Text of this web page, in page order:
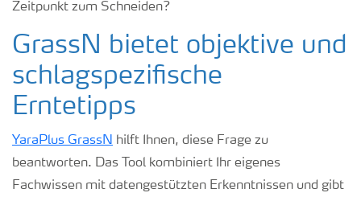
Zeitpunkt zum Schneiden?
GrassN bietet objektive und
schlagspezifische
Erntetipps
YaraPlus GrassN hilft Ihnen, diese Frage zu
beantworten. Das Tool kombiniert Ihr eigenes
Fachwissen mit datengestützten Erkenntnissen und gibt